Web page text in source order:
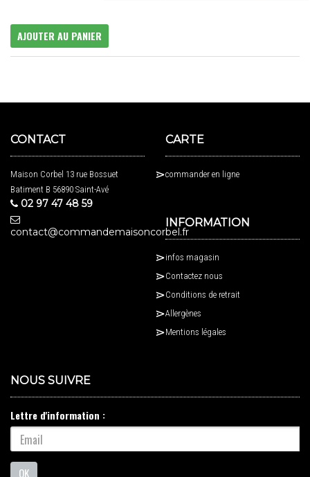
AJOUTER AU PANIER
CONTACT
Maison Corbel 13 rue Bossuet
Batiment B 56890 Saint-Avé
02 97 47 48 59
contact@commandemaisoncorbel.fr
CARTE
commander en ligne
INFORMATION
infos magasin
Contactez nous
Conditions de retrait
Allergènes
Mentions légales
NOUS SUIVRE
Lettre d'information :
OK